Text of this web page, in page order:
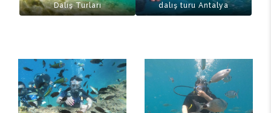
Dalış Turları dalış turu Antalya